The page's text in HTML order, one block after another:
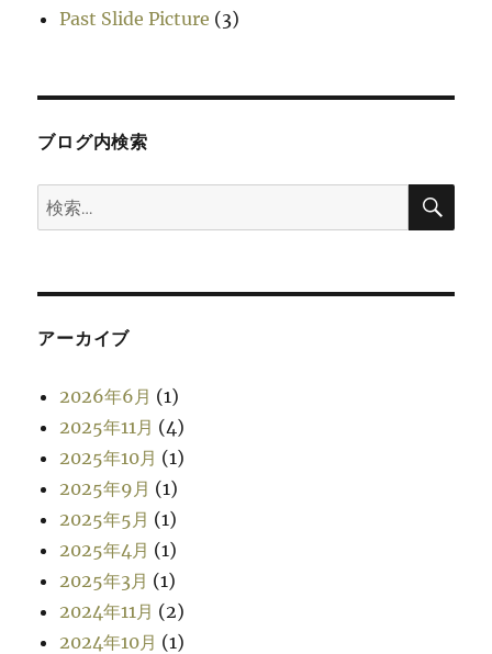
Past Slide Picture (3)
ブログ内検索
検
索:
検
アーカイブ
2026年6月 (1)
2025年11月 (4)
2025年10月 (1)
2025年9月 (1)
2025年5月 (1)
2025年4月 (1)
2025年3月 (1)
2024年11月 (2)
2024年10月 (1)